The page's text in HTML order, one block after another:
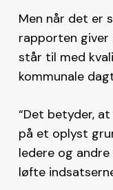
Men når det er
rapporten giver
står til med
kommunale
“Det betyder,
på et oplyst
ledere og
løfte